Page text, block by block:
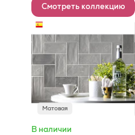
Смотреть коллекцию
Матовая
В наличии